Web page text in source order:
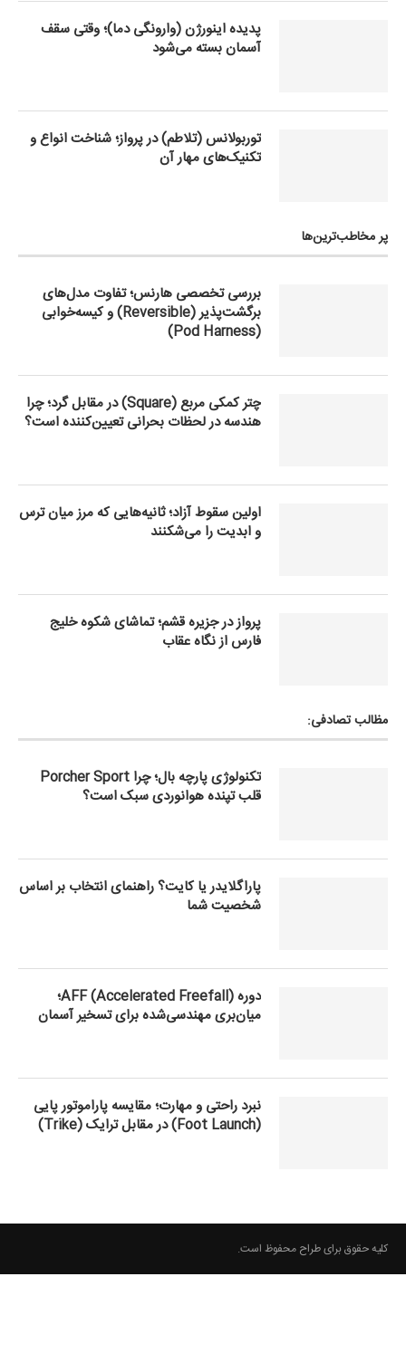
پدیده اینورژن (وارونگی دما)؛ وقتی سقف
آسمان بسته می‌شود
توربولانس (تلاطم) در پرواز؛ شناخت انواع و
تکنیک‌های مهار آن
پر مخاطب‌ترین‌ها
بررسی تخصصی هارنس؛ تفاوت مدل‌های
برگشت‌پذیر (Reversible) و کیسه‌خوابی
(Pod Harness)
چتر کمکی مربع (Square) در مقابل گرد؛ چرا
هندسه در لحظات بحرانی تعیین‌کننده است؟
اولین سقوط آزاد؛ ثانیه‌هایی که مرز میان ترس
و ابدیت را می‌شکنند
پرواز در جزیره قشم؛ تماشای شکوه خلیج
فارس از نگاه عقاب
مظالب تصادفی:
تکنولوژی پارچه بال؛ چرا Porcher Sport
قلب تپنده هوانوردی سبک است؟
پاراگلایدر یا کایت؟ راهنمای انتخاب بر اساس
شخصیت شما
دوره AFF (Accelerated Freefall)؛
میان‌بری مهندسی‌شده برای تسخیر آسمان
نبرد راحتی و مهارت؛ مقایسه پاراموتور پایی
(Foot Launch) در مقابل ترایک (Trike)
کلیه حقوق برای طراح محفوظ است.